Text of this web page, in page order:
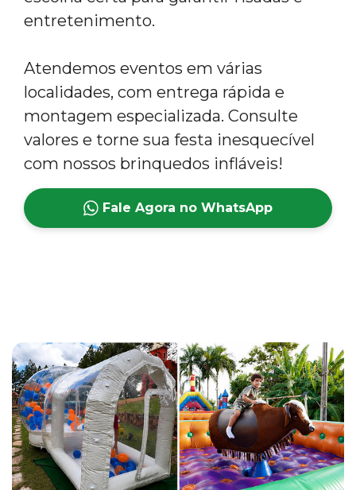
entretenimento.
Atendemos eventos em várias
localidades, com entrega rápida e
montagem especializada. Consulte
valores e torne sua festa inesquecível
com nossos brinquedos infláveis!
Fale Agora no WhatsApp